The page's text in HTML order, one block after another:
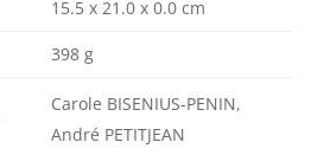
15.5 x 21.0 x 0.0 cm
398 g
Carole BISENIUS-PENIN,
André PETITJEAN